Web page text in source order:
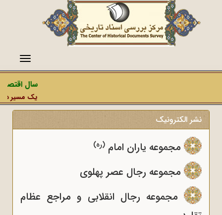
منو
سال
یک مسیر
نشر الکترونیک
مجموعه یاران امام (ره)
مجموعه رجال عصر پهلوی
مجموعه رجال انقلابی و مراجع عظام